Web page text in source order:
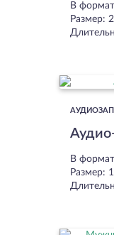
В
Размер:
В
Размер: